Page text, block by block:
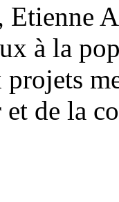
à la
de la